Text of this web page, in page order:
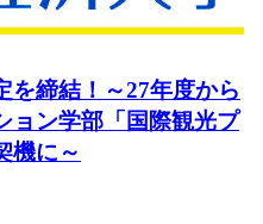
を締結！～27年度から
ョン学部「国際観光プ
機に～